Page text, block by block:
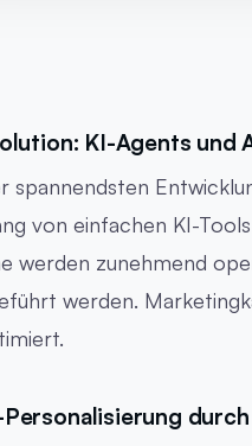
KI-Agents und
spannendsten
von einfachen KI-
werden zunehmend
werden.